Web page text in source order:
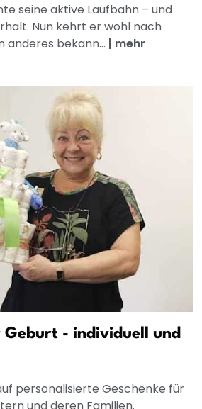
seine aktive Laufbahn – und
Nun kehrt er wohl nach
anderes bekann... | mehr
Geburt - individuell und
personalisierte Geschenke für